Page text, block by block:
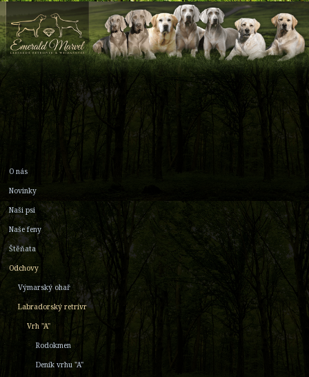
O nás
Novinky
Naši psi
Naše feny
Štěňata
Odchovy
Výmarský ohař
Labradorský retrívr
Vrh "A"
Rodokmen
Deník vrhu "A"